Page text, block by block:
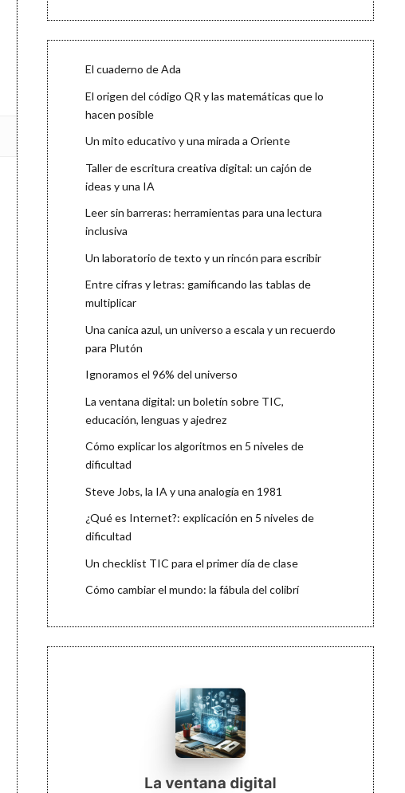
El cuaderno de Ada
El origen del código QR y las matemáticas que lo
hacen posible
Un mito educativo y una mirada a Oriente
Taller de escritura creativa digital: un cajón de
ideas y una IA
Leer sin barreras: herramientas para una lectura
inclusiva
Un laboratorio de texto y un rincón para escribir
Entre cifras y letras: gamificando las tablas de
multiplicar
Una canica azul, un universo a escala y un recuerdo
para Plutón
Ignoramos el 96% del universo
La ventana digital: un boletín sobre TIC,
educación, lenguas y ajedrez
Cómo explicar los algoritmos en 5 niveles de
dificultad
Steve Jobs, la IA y una analogía en 1981
¿Qué es Internet?: explicación en 5 niveles de
dificultad
Un checklist TIC para el primer día de clase
Cómo cambiar el mundo: la fábula del colibrí